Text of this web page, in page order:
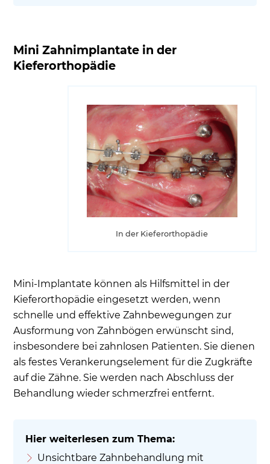
Mini Zahnimplantate in der
Kieferorthopädie
In der Kieferorthopädie
Mini-Implantate können als Hilfsmittel in der
Kieferorthopädie eingesetzt werden, wenn
schnelle und effektive Zahnbewegungen zur
Ausformung von Zahnbögen erwünscht sind,
insbesondere bei zahnlosen Patienten. Sie dienen
als festes Verankerungselement für die Zugkräfte
auf die Zähne. Sie werden nach Abschluss der
Behandlung wieder schmerzfrei entfernt.
Unsichtbare Zahnbehandlung mit